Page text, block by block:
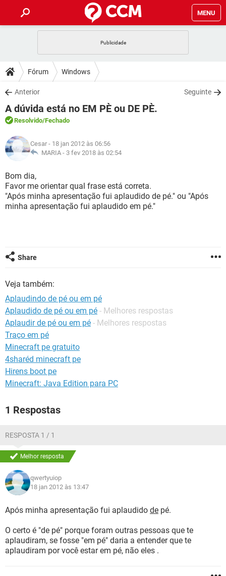
MENU
CELULAR
OUTLOOK
INSTAGRAM GMAIL
GUIA DE COMPRAS
DICAS
JOGOS
OUTLOOK
INSTAGRAM
GUIA DE COMPRAS
DOWNLOADS
JOGOS WHATSAPP
CELULAR
OUTLOOK
INSTAGRAM
GUIA DE COMPRAS
FÓRUM
JOGOS
CELULAR FACEBOOK
INSTAGRAM GMAIL
GUIA DE COMPRAS
GLOSSÁRIO
JOGOS
CELULAR
OUTLOOK EXCEL
INSTAGRAM
Fórum Windows
Anterior Seguinte
A dúvida está no EM PÈ ou DE PÈ.
Resolvido/Fechado
Cesar - 18 jan 2012 às 06:56
MARIA - 3 fev 2018 às 02:54
Bom dia,
Favor me orientar qual frase está correta.
"Após minha apresentação fui aplaudido de pé." ou "Após
minha apresentação fui aplaudido em pé."
Share
Veja também:
Aplaudindo de pé ou em pé
Aplaudido de pé ou em pé - Melhores respostas
Aplaudir de pé ou em pé - Melhores respostas
Traço em pé
Minecraft pe gratuito
4sharéd minecraft pe
Hirens boot pe
Minecraft: Java Edition para PC
1 Respostas
RESPOSTA 1 / 1
Melhor resposta
qwertyuiop
18 jan 2012 às 13:47
Após minha apresentação fui aplaudido de pé.
O certo é "de pé" porque foram outras pessoas que te
aplaudiram, se fosse "em pé" daria a entender que te
aplaudiram por você estar em pé, não eles .